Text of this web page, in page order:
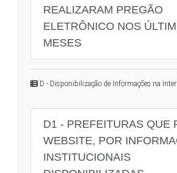
REALIZARAM PREGÃO
ELETRÔNICO NOS
MESES
D - Disponibilização de Informações na
D1 - PREFEITURAS QUE
WEBSITE, POR
INSTITUCIONAIS